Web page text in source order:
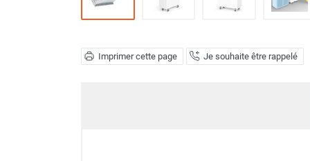
Extracteur d'air mural ATEX
plafond
Imprimer cette page Je souhaite être rappelé